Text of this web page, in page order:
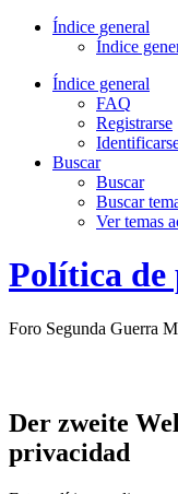
Índice general
Índice
Índice general
FAQ
Registrarse
Buscar
Buscar
Buscar
Ver temas
Política
Foro Segunda Guerra
Der zweite
privacidad